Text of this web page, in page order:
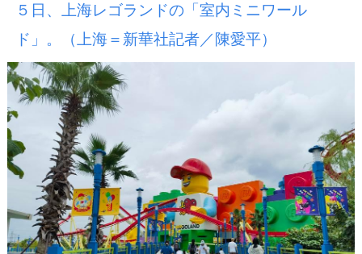
５日、上海レゴランドの「室内ミニワール
ド」。（上海＝新華社記者／陳愛平）